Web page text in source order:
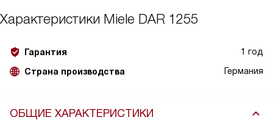
Характеристики Miele DAR 1255
Гарантия 1 год
Страна производства Германия
ОБЩИЕ ХАРАКТЕРИСТИКИ